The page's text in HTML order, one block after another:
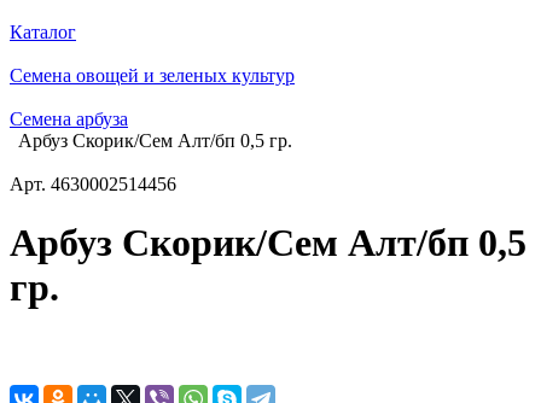
Каталог
Семена овощей и зеленых культур
Семена арбуза
Арбуз Скорик/Сем Алт/бп 0,5 гр.
Арт. 4630002514456
Арбуз Скорик/Сем Алт/бп 0,5
гр.